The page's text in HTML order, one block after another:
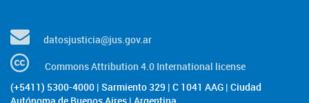
datosjusticia@jus.gov.ar
Commons Attribution 4.0 International license
(+5411) 5300-4000 | Sarmiento 329 | C 1041 AAG | Ciudad